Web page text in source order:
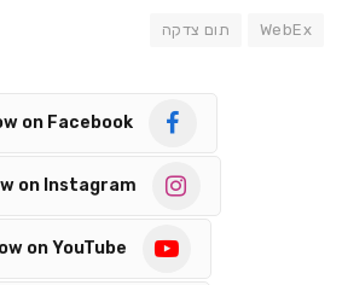
WebEx תום צדקה
on Facebook
on Instagram
on YouTube